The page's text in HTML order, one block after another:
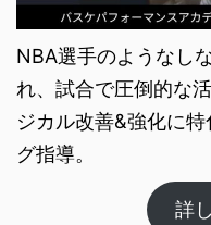
NBA選手のようなし
れ、試合で圧倒的な
ジカル改善&強化に
グ指導。
詳